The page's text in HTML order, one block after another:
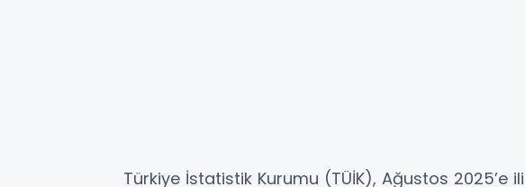
Türkiye İstatistik Kurumu (TÜİK), Ağustos 2025’e